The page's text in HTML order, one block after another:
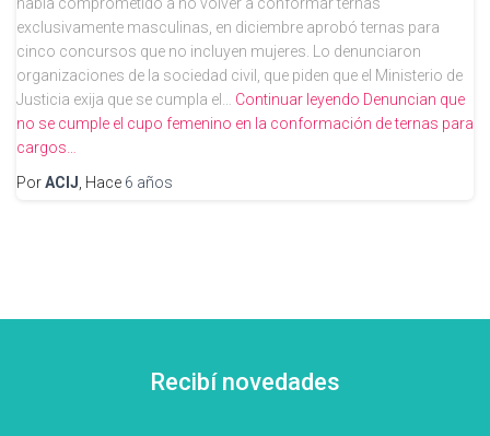
exclusivamente masculinas, en diciembre aprobó ternas para
cinco concursos que no incluyen mujeres. Lo denunciaron
organizaciones de la sociedad civil, que piden que el Ministerio de
Justicia exija que se cumpla el… Continuar leyendo Denuncian que
no se cumple el cupo femenino en la conformación de ternas para
cargos…
PorACIJ , Hace 6 años
Recibí novedades